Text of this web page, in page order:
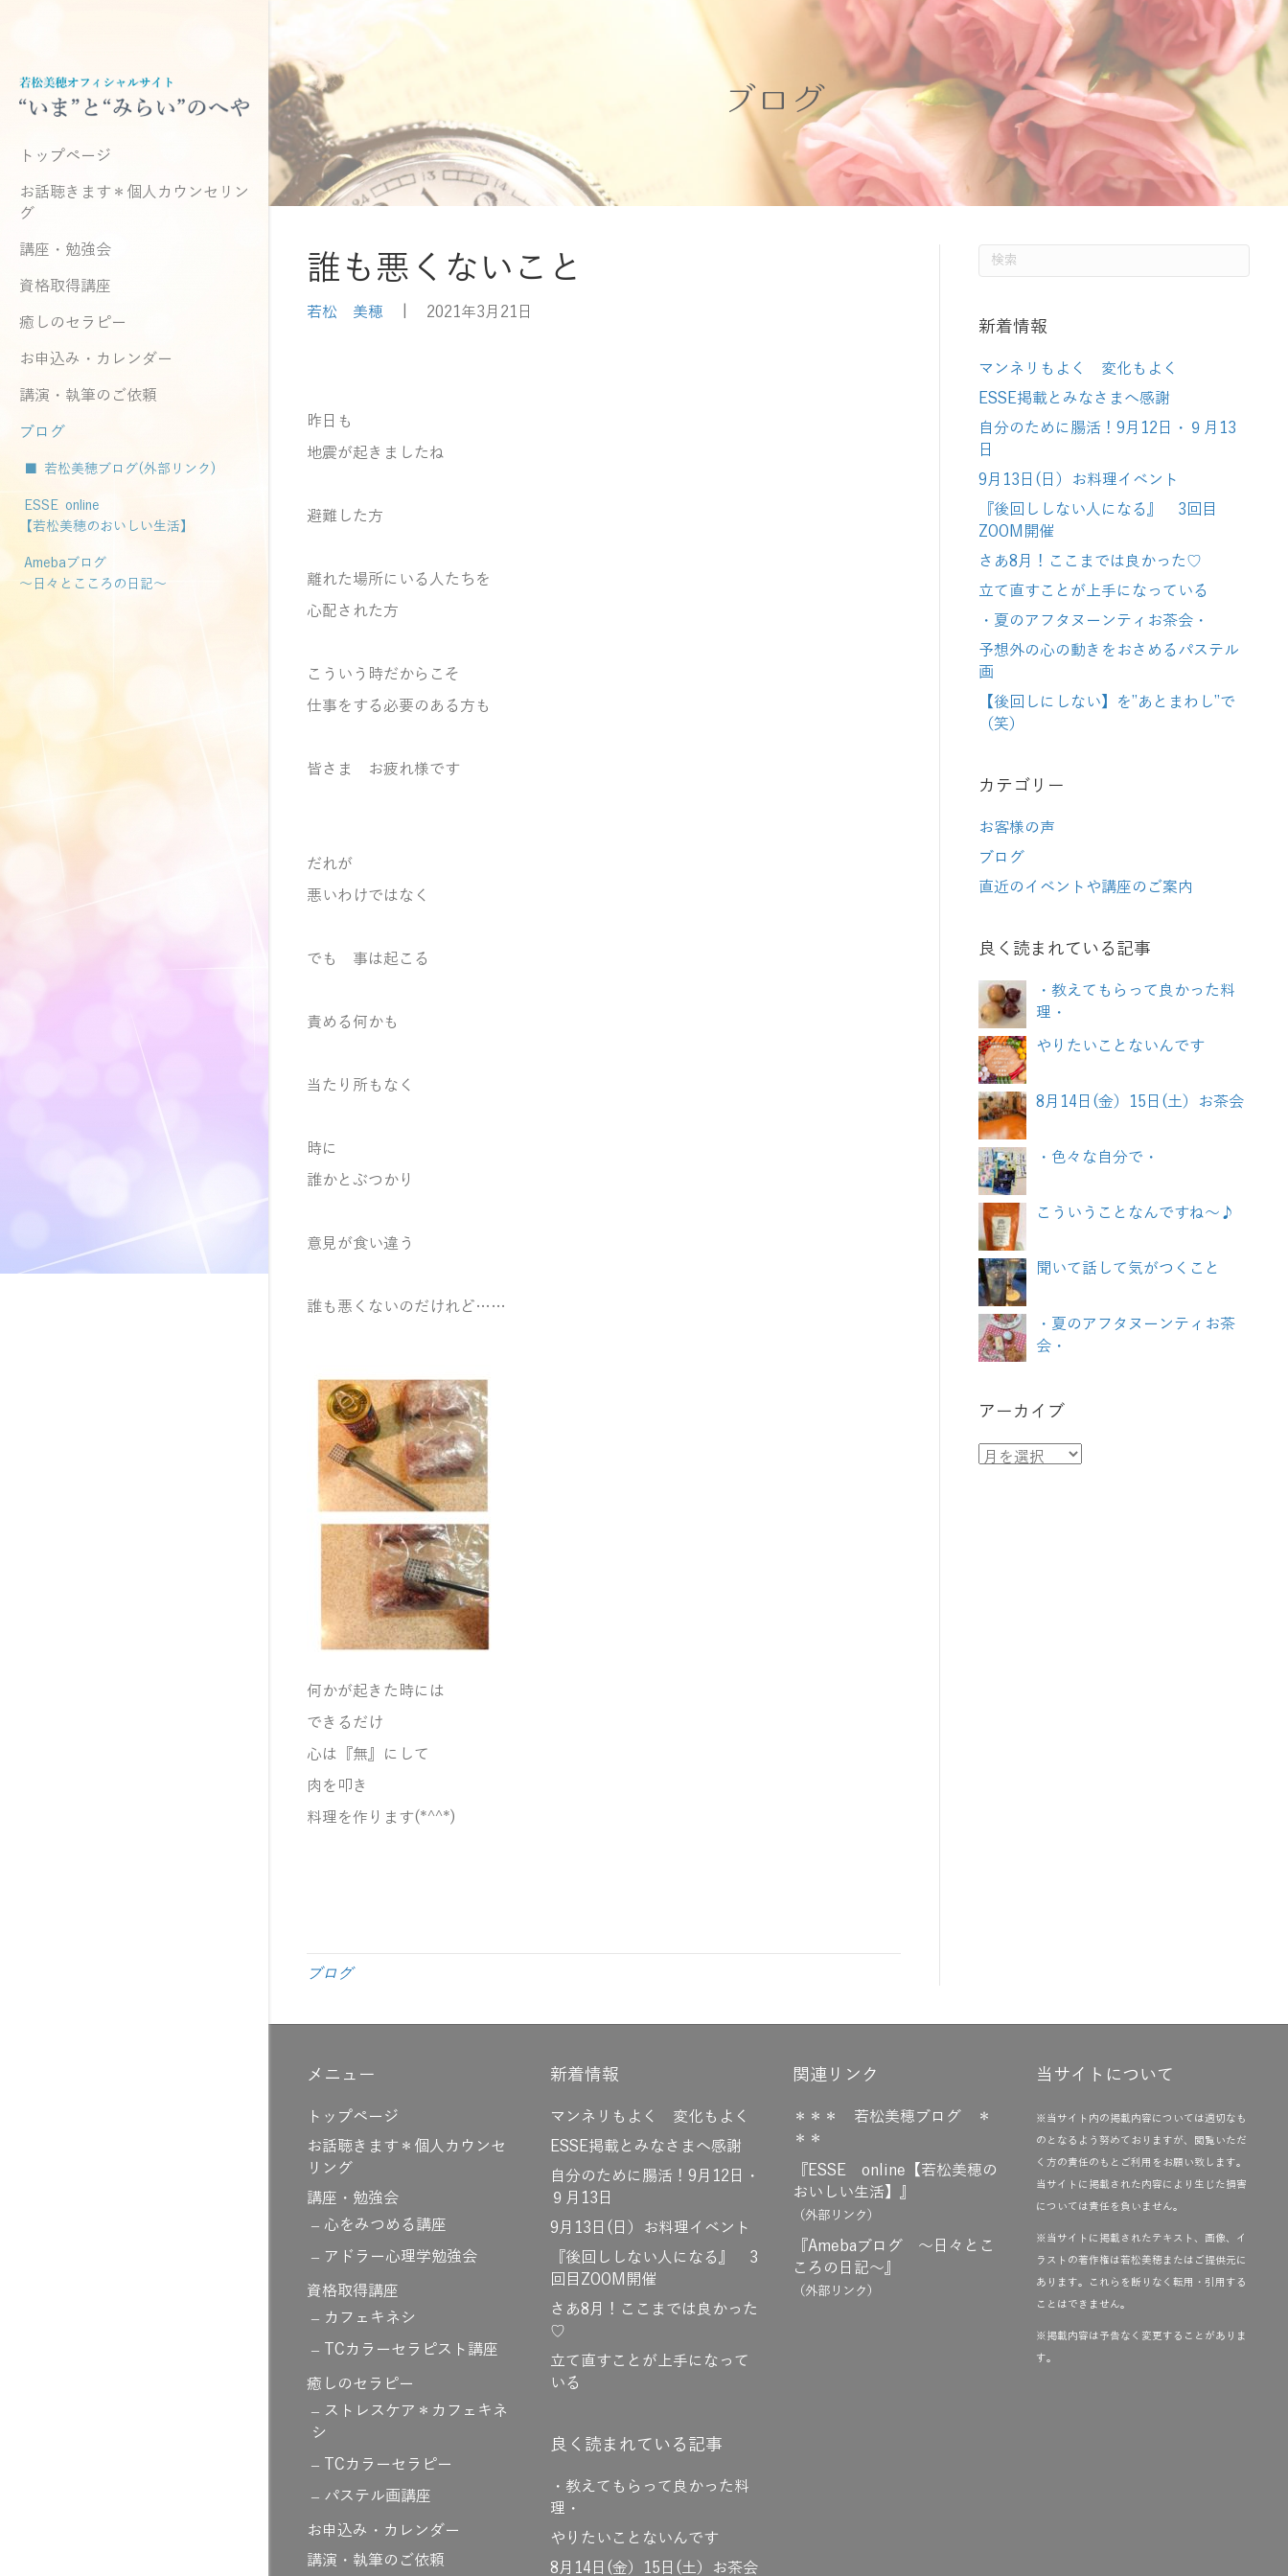
トップページ
お話聴きます＊個人カウンセリン
グ
講座・勉強会
資格取得講座
癒しのセラピー
お申込み・カレンダー
講演・執筆のご依頼
ブログ
■ 若松美穂ブログ(外部リンク)
ESSE online
【若松美穂のおいしい生活】
Amebaブログ
～日々とこころの日記～
ブログ
誰も悪くないこと
若松 美穂 2021年3月21日
昨日も
地震が起きましたね
避難した方
離れた場所にいる人たちを
心配された方
こういう時だからこそ
仕事をする必要のある方も
皆さま お疲れ様です
だれが
悪いわけではなく
でも 事は起こる
責める何かも
当たり所もなく
時に
誰かとぶつかり
意見が食い違う
誰も悪くないのだけれど……
何かが起きた時には
できるだけ
心は『無』にして
肉を叩き
料理を作ります(*^^*)
ブログ
新着情報
マンネリもよく 変化もよく
ESSE掲載とみなさまへ感謝
自分のために腸活！9月12日・９月13
日
9月13日(日）お料理イベント
『後回ししない人になる』 3回目
ZOOM開催
さあ8月！ここまでは良かった♡
立て直すことが上手になっている
・夏のアフタヌーンティお茶会・
予想外の心の動きをおさめるパステル
画
【後回しにしない】を”あとまわし”で
（笑）
カテゴリー
お客様の声
ブログ
直近のイベントや講座のご案内
良く読まれている記事
・教えてもらって良かった料
理・
やりたいことないんです
8月14日(金）15日(土）お茶会
・色々な自分で・
こういうことなんですね～♪
聞いて話して気がつくこと
・夏のアフタヌーンティお茶
会・
アーカイブ
ア
メニュー
トップページ
お話聴きます＊個人カウンセ
リング
講座・勉強会
心をみつめる講座
アドラー心理学勉強会
資格取得講座
カフェキネシ
TCカラーセラピスト講座
癒しのセラピー
ストレスケア＊カフェキネ
シ
TCカラーセラピー
パステル画講座
お申込み・カレンダー
講演・執筆のご依頼
新着情報
マンネリもよく 変化もよく
ESSE掲載とみなさまへ感謝
自分のために腸活！9月12日・
９月13日
9月13日(日）お料理イベント
『後回ししない人になる』 3
回目ZOOM開催
さあ8月！ここまでは良かった
♡
立て直すことが上手になって
いる
良く読まれている記事
・教えてもらって良かった料
理・
やりたいことないんです
8月14日(金）15日(土）お茶会
関連リンク
＊＊＊ 若松美穂ブログ ＊
＊＊
『ESSE online【若松美穂の
おいしい生活】』
（外部リンク）
『Amebaブログ ～日々とこ
ころの日記～』
（外部リンク）
当サイトについて
※当サイト内の掲載内容については適切なも
のとなるよう努めておりますが、閲覧いただ
く方の責任のもとご利用をお願い致します。
当サイトに掲載された内容により生じた損害
については責任を負いません。
※当サイトに掲載されたテキスト、画像、イ
ラストの著作権は若松美穂またはご提供元に
あります。これらを断りなく転用・引用する
ことはできません。
※掲載内容は予告なく変更することがありま
す。